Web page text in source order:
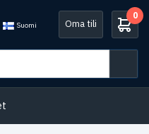
Suomi Oma tili
0